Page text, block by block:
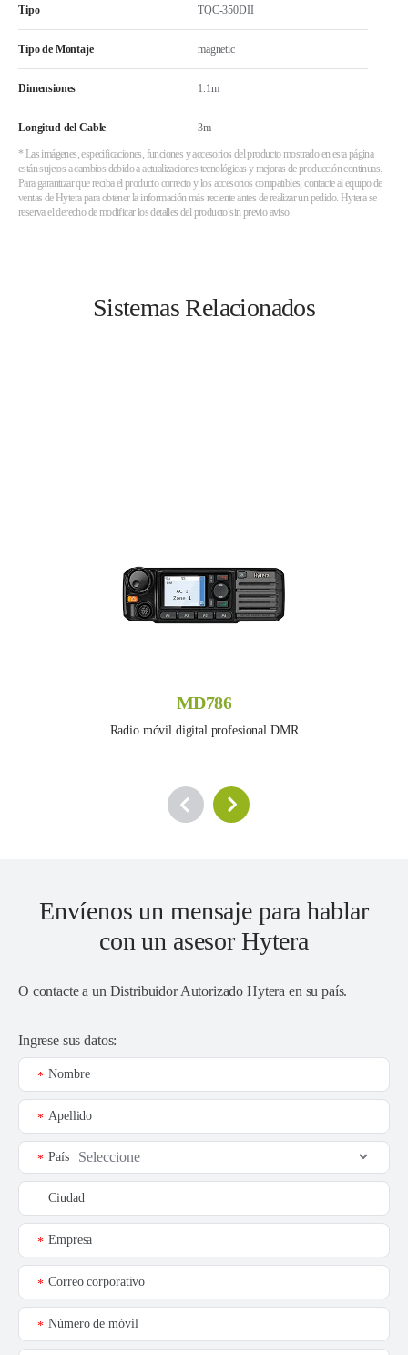
Tipo TQC-350DII
Tipo de Montaje magnetic
Dimensiones 1.1m
Longitud del Cable 3m
* Las imágenes, especificaciones, funciones y accesorios del producto mostrado en esta página
están sujetos a cambios debido a actualizaciones tecnológicas y mejoras de producción continuas.
Para garantizar que reciba el producto correcto y los accesorios compatibles, contacte al equipo de
ventas de Hytera para obtener la información más reciente antes de realizar un pedido. Hytera se
reserva el derecho de modificar los detalles del producto sin previo aviso.
Sistemas Relacionados
MD786
Radio móvil digital profesional DMR
Envíenos un mensaje para hablar
con un asesor Hytera
O contacte a un Distribuidor Autorizado Hytera en su país.
Ingrese sus datos:
Nombre
*
Apellido
*
País
*
Ciudad
Empresa
*
Correo corporativo
*
Número de móvil
*